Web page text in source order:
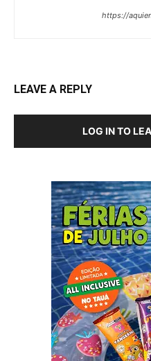
https://
LEAVE A REPLY
LOG IN TO